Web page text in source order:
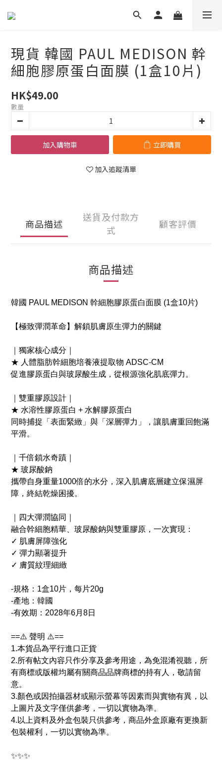
現貨 韓國 PAUL MEDISON 幹
細胞膠原蛋白面膜 (1盒10片)
HK$49.00
數量
加入購物車 立即購買
加入追蹤清單
商品描述
送貨及付款方
式
顧客評價
商品描述
韓國 PAUL MEDISON 幹細胞膠原蛋白面膜 (1盒10片)
【極致彈潤革命】解鎖肌膚原生彈力的關鍵
｜獨家核心成分｜
★ 人體脂肪幹細胞培養液提取物 ADSC-CM
促進膠原蛋白與玻尿酸生成，從根源強化肌底彈力。
｜雙重膠原設計｜
★ 水溶性膠原蛋白 + 水解膠原蛋白
同時捕捉「表面緊緻」與「深層彈力」，讓肌膚重回飽滿
平滑。
｜千倍鎖水奇蹟｜
★ 玻尿酸鈉
攜帶自身重量1000倍的水分，深入肌膚底層建立保濕屏
障，終結乾燥困擾。
｜四大彈潤協同｜
融合幹細胞精華、玻尿酸鈉與雙重膠原，一次實現：
✓ 肌膚屏障強化
✓ 彈力顯著提升
✓ 膚質紋理細緻
-規格：1盒10片，每片20g
-產地：韓國
-有效期：2028年6月8日
==⚠️ 聲明 ⚠️==
1.本貨品為平行進口正貨
2.所有帖文內容只作分享及參考用途，為免混淆視聽，所
有商標或版權均屬有關商品品牌商標的持有人，敬請留
意。
3.顏色或因拍攝器材或顯示螢幕等因素而與實物有異，以
上圖片及文字僅供參考，一切以實物為準。
4.以上資料及外盒包裝只供參考，商品外盒原廠有更換新
包裝權利，一切以實物為準。
✨✨✨